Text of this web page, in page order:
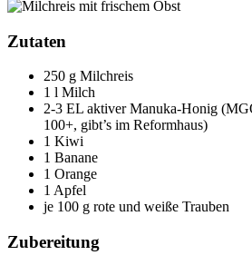
Zutaten
250 g Milchreis
1 l Milch
2-3 EL aktiver Manuka-Honig
100+, gibt’s im Reformhaus)
1 Kiwi
1 Banane
1 Orange
1 Apfel
je 100 g rote und weiße Trauben
Zubereitung